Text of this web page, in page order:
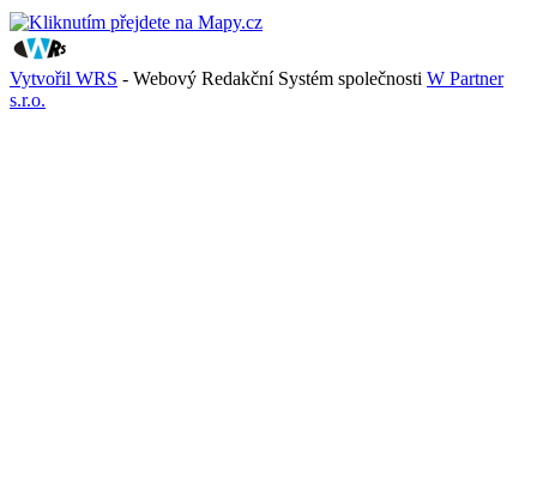
Vytvořil WRS - Webový Redakční Systém společnosti W Partner
s.r.o.